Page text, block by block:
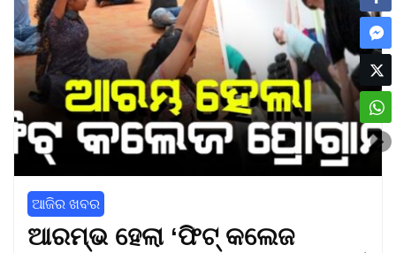
ଆଜିର ଖବର
ଆରମ୍ଭ ହେଲା ‘ଫିଟ୍ କଲେଜ